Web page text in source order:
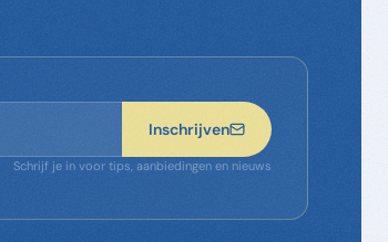
Inschrijven
Schrijf je in voor tips, aanbiedingen en nieuws